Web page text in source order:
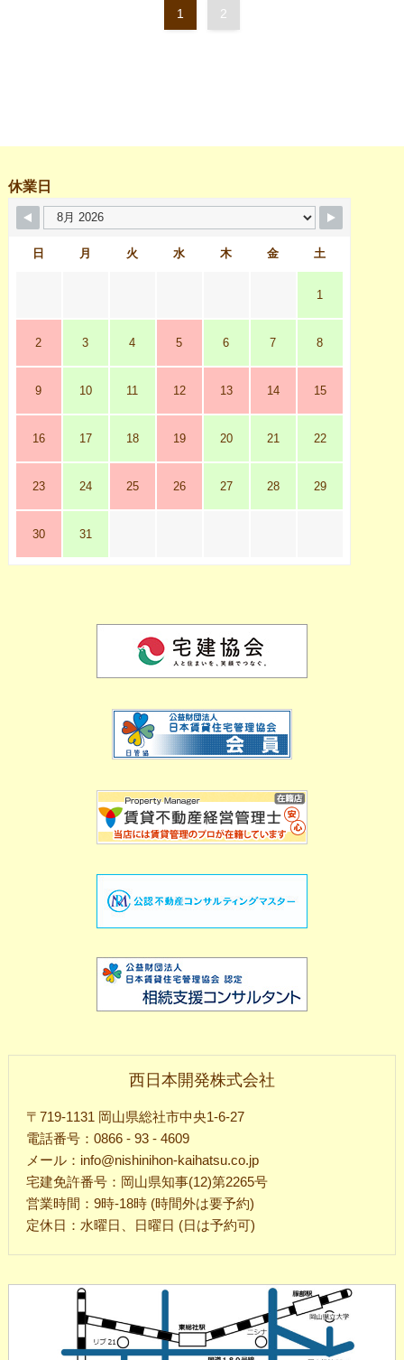
1 2
休業日
日 月 火 水 木 金 土
1
2 3 4 5 6 7 8
9 10 11 12 13 14 15
16 17 18 19 20 21 22
23 24 25 26 27 28 29
30 31
西日本開発株式会社
〒719-1131 岡山県総社市中央1-6-27
電話番号：0866 - 93 - 4609
メール：info@nishinihon-kaihatsu.co.jp
宅建免許番号：岡山県知事(12)第2265号
営業時間：9時-18時 (時間外は要予約)
定休日：水曜日、日曜日 (日は予約可)